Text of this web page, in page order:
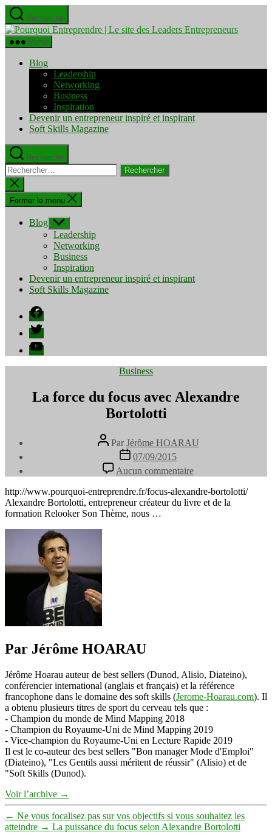
Aller
au
contenu
Recherche
Pourquoi
Menu
Blog
Leadership
Networking
Business
Inspiration
Devenir un entrepreneur inspiré et inspirant
Soft Skills Magazine
Recherche
Rechercher :
Fermer
la
recherche
Fermer le menu
Blog Afficher
le
sous-
menu
Leadership
Networking
Business
Inspiration
Devenir un entrepreneur inspiré et inspirant
Soft Skills Magazine
Facebook
Twitter
YouTube
Catégories
Business
La force du focus avec Alexandre
Bortolotti
Auteur
de
l’article
Par Jérôme HOARAU
Date
l’article
07/09/2015
Aucun commentaire
La
force
du
http://www.pourquoi-entreprendre.fr/focus-alexandre-bortolotti/
Alexandre Bortolotti, entrepreneur créateur du livre et de la
formation Relooker Son Thème, nous …
Par Jérôme HOARAU
Jérôme Hoarau auteur de best sellers (Dunod, Alisio, Diateino),
conférencier international (anglais et français) et la référence
francophone dans le domaine des soft skills (Jerome-Hoarau.com). Il
a obtenu plusieurs titres de sport du cerveau tels que :
- Champion du monde de Mind Mapping 2018
- Champion du Royaume-Uni de Mind Mapping 2019
- Vice-champion du Royaume-Uni en Lecture Rapide 2019
Il est le co-auteur des best sellers "Bon manager Mode d'Emploi"
(Diateino), "Les Gentils aussi méritent de réussir" (Alisio) et de
"Soft Skills (Dunod).
Voir l’archive →
← Ne vous focalisez pas sur vos objectifs si vous souhaitez les
atteindre → La puissance du focus selon Alexandre Bortolotti